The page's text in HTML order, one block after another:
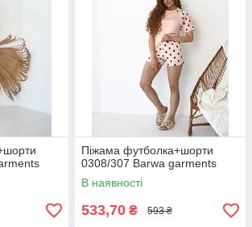
Піжама футболка+шорти
0308/307 Barwa garments
В наявності
533,70 ₴ 593 ₴